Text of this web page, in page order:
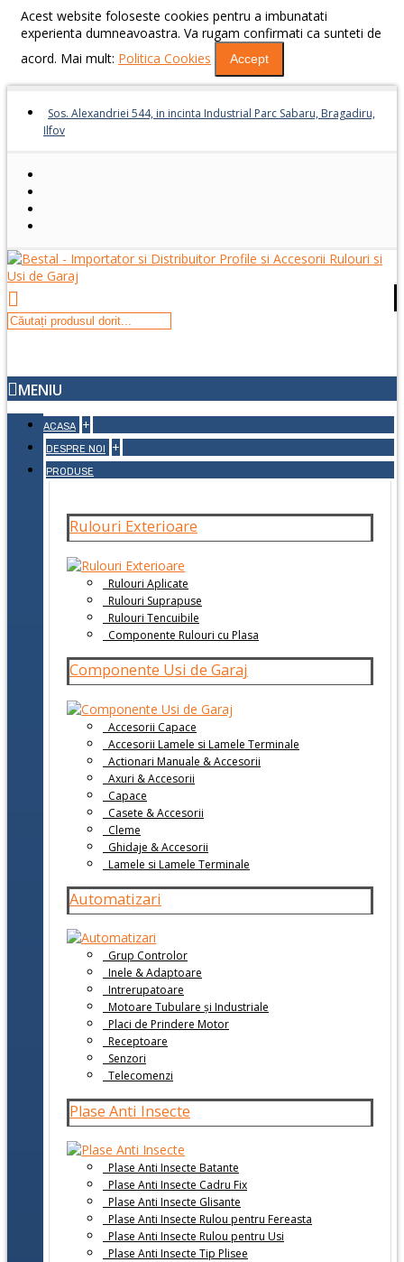
Acest website foloseste cookies pentru a imbunatati
experienta dumneavoastra. Va rugam confirmati ca sunteti de
acord. Mai mult: Politica Cookies Accept
Sos. Alexandriei 544, in incinta Industrial Parc Sabaru, Bragadiru,
Ilfov
MENIU
ACASA +
DESPRE NOI +
PRODUSE
Rulouri Exterioare
Rulouri Aplicate
Rulouri Suprapuse
Rulouri Tencuibile
Componente Rulouri cu Plasa
Componente Usi de Garaj
Accesorii Capace
Accesorii Lamele si Lamele Terminale
Actionari Manuale & Accesorii
Axuri & Accesorii
Capace
Casete & Accesorii
Cleme
Ghidaje & Accesorii
Lamele si Lamele Terminale
Automatizari
Grup Controlor
Inele & Adaptoare
Intrerupatoare
Motoare Tubulare și Industriale
Placi de Prindere Motor
Receptoare
Senzori
Telecomenzi
Plase Anti Insecte
Plase Anti Insecte Batante
Plase Anti Insecte Cadru Fix
Plase Anti Insecte Glisante
Plase Anti Insecte Rulou pentru Fereasta
Plase Anti Insecte Rulou pentru Usi
Plase Anti Insecte Tip Plisee